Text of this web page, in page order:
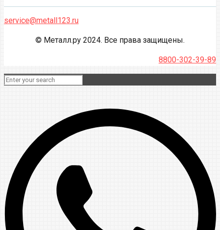
service@metall123.ru
© Металл.ру 2024. Все права защищены.
8800-302-39-89